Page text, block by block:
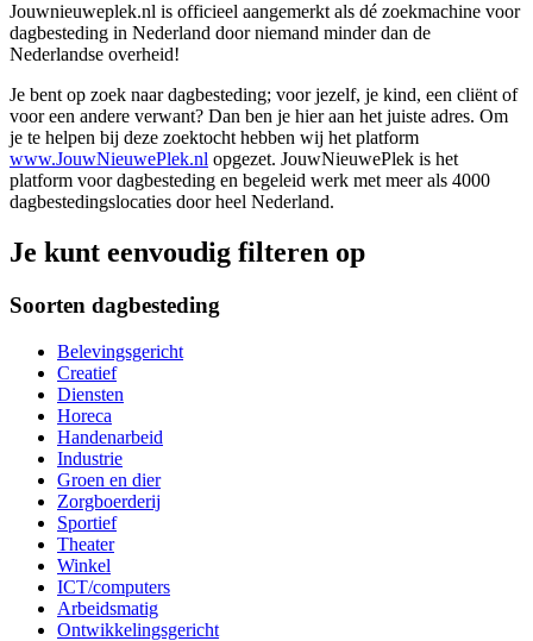
Jouwnieuweplek.nl is officieel aangemerkt als dé zoekmachine voor
dagbesteding in Nederland door niemand minder dan de
Nederlandse overheid!
Je bent op zoek naar dagbesteding; voor jezelf, je kind, een cliënt of
voor een andere verwant? Dan ben je hier aan het juiste adres. Om
je te helpen bij deze zoektocht hebben wij het platform
www.JouwNieuwePlek.nl opgezet. JouwNieuwePlek is het
platform voor dagbesteding en begeleid werk met meer als 4000
dagbestedingslocaties door heel Nederland.
Je kunt eenvoudig filteren op
Soorten dagbesteding
Belevingsgericht
Creatief
Diensten
Horeca
Handenarbeid
Industrie
Groen en dier
Zorgboerderij
Sportief
Theater
Winkel
ICT/computers
Arbeidsmatig
Ontwikkelingsgericht